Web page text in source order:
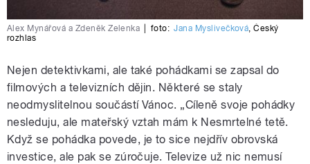
Alex Mynářová a Zdeněk Zelenka foto: Jana Myslivečková,Český
rozhlas
Nejen detektivkami, ale také pohádkami se zapsal do
filmových a televizních dějin. Některé se staly
neodmyslitelnou součástí Vánoc. „Cíleně svoje pohádky
nesleduju, ale mateřský vztah mám k Nesmrtelné tetě.
Když se pohádka povede, je to sice nejdřív obrovská
investice, ale pak se zúročuje. Televize už nic nemusí